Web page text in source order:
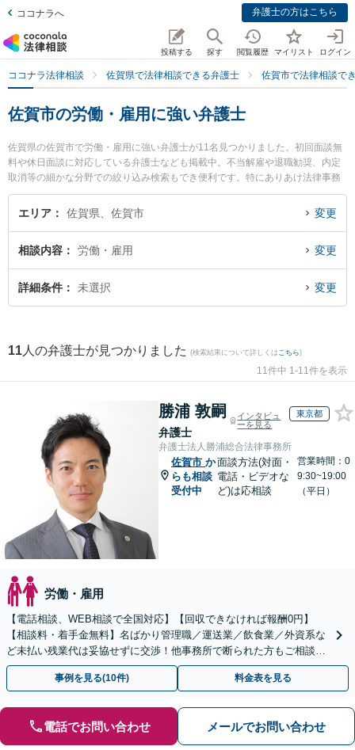
ココナラへ 弁護士の方はこちら
投稿する 探す 閲覧履歴 マイリスト ログイン
ココナラ法律相談 佐賀県で法律相談できる弁護士 佐賀市で法律相談で
佐賀市の労働・雇用に強い弁護士
佐賀県の佐賀市で労働・雇用に強い弁護士が11名見つかりました。初回面談無
料や休日面談に対応している弁護士なども掲載中。不当解雇や退職勧奨、内定
取消等の細かな分野での絞り込み検索もでき便利です。特にありあけ法律事務
所の富永 洋一弁護士や鬼塚・吉村法律事務所の小野 紗矢香弁護士、小畑法律事
務所の小畑 雄一郎弁護士のプロフィール情報や弁護士費用、強みなどが注目さ
れています。『佐賀市で土日や夜間に発生した労働・雇用のトラブルを今すぐ
士を検索したい』『初回相談無料で労働・雇用を法律相談できる佐賀市内の弁
護士に相談予約したい』などでお困りの相談者さんにおすすめです。
エリア 佐賀県、佐賀市 変更
相談内容 労働・雇用 変更
詳細条件 未選択 変更
11 人の弁護士が見つかりました (検索結果について詳しくは こちら)
11件中 1-11件を表示
勝浦 敦嗣
弁護士
インタビュ
ーを見る
東京都
弁護士法人勝浦総合法律事務所
佐賀市 か
らも相談
受付中
面談方法(対面・
電話・ビデオな
ど)は応相談
営業時間：0
9:30~19:00
（平日）
労働・雇用
【電話相談、WEB相談で全国対応】【回収できなければ報酬0円】
【相談料・着手金無料】名ばかり管理職／運送業／飲食業／外資系な
ど未払い残業代は妥協せずに交渉！他事務所で断られた方もご相談く
ださい。【解決事例が豊富】土曜日も電話受付しています
事例を見る(10件) 料金表を見る
電話でお問い合わせ メールでお問い合わせ